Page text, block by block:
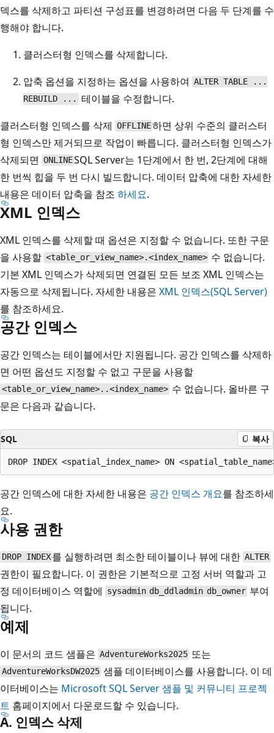
덱스를 삭제하고 파티션 구성표를 변경하려면 다음 두 단계를 수
행해야 합니다.
클러스터형 인덱스를 삭제합니다.
압축 옵션을 지정하는 옵션을 사용하여 ALTER TABLE ...
REBUILD ...
테이블을 수정합니다.
클러스터형 인덱스를 삭제 OFFLINE하면 상위 수준의 클러스터
형 인덱스만 제거되므로 작업이 빠릅니다. 클러스터형 인덱스가
삭제되면 ONLINESQL Server는 1단계에서 한 번, 2단계에 대해
한 번씩 힙을 두 번 다시 빌드합니다. 데이터 압축에 대한 자세한
내용은 데이터 압축을 참조 하세요.
XML 인덱스
XML 인덱스를 삭제할 때 옵션은 지정할 수 없습니다. 또한 구문
을 사용할 <table_or_view_name>.<index_name> 수 없습니다.
기본 XML 인덱스가 삭제되면 연결된 모든 보조 XML 인덱스는
자동으로 삭제됩니다. 자세한 내용은 XML 인덱스(SQL Server)
를 참조하세요.
공간 인덱스
공간 인덱스는 테이블에서만 지원됩니다. 공간 인덱스를 삭제하
면 어떤 옵션도 지정할 수 없고 구문을 사용할
<table_or_view_name>..<index_name> 수 없습니다. 올바른 구
문은 다음과 같습니다.
SQL 복사
공간 인덱스에 대한 자세한 내용은 공간 인덱스 개요를 참조하세
요.
사용 권한
DROP INDEX 를 실행하려면 최소한 테이블이나 뷰에 대한ALTER
권한이 필요합니다. 이 권한은 기본적으로 고정 서버 역할과 고
정 데이터베이스 역할에
sysadmin db_ddladmin db_owner 부여
됩니다.
예제
이 문서의 코드 샘플은 AdventureWorks2025 또는
AdventureWorksDW2025 샘플 데이터베이스를 사용합니다. 이 데
이터베이스는 Microsoft SQL Server 샘플 및 커뮤니티 프로젝
트 홈페이지에서 다운로드할 수 있습니다.
A. 인덱스 삭제